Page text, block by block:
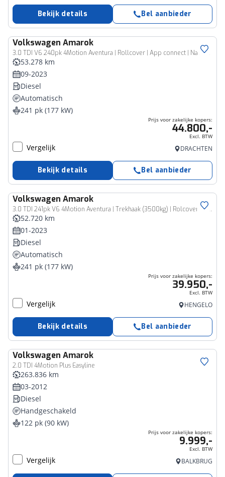
Bekijk details Bel aanbieder
Volkswagen Amarok
3.0 TDI V6 240pk 4Motion Aventura | Rollcover | App connect | Navigatie | Adapt. Cruise | ECC | Leer | 360 Camera | Led | Harman Kardon | 21'' Lm velgen | Trekhaak (3500kg)
Bedrijfswagen
53.278 km
09-2023
Diesel
Automatisch
241 pk (177 kW)
Prijs voor zakelijke kopers:
44.800,-
Excl. BTW
Vergelijk DRACHTEN
Bekijk details Bel aanbieder
Volkswagen Amarok
3.0 TDI 241pk V6 4Motion Aventura | Trekhaak (3500kg) | Rolcover | HarmanKardon | Leder | 360gr Camera
Bedrijfswagen
52.720 km
01-2023
Diesel
Automatisch
241 pk (177 kW)
Prijs voor zakelijke kopers:
39.950,-
Excl. BTW
Vergelijk HENGELO
Bekijk details Bel aanbieder
Volkswagen Amarok
2.0 TDI 4Motion Plus Easyline
Bedrijfswagen
263.836 km
03-2012
Diesel
Handgeschakeld
122 pk (90 kW)
Prijs voor zakelijke kopers:
9.999,-
Excl. BTW
Vergelijk BALKBRUG